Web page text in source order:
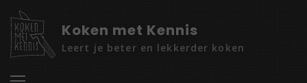
Koken met Kennis
Leert je beter en lekkerder koken